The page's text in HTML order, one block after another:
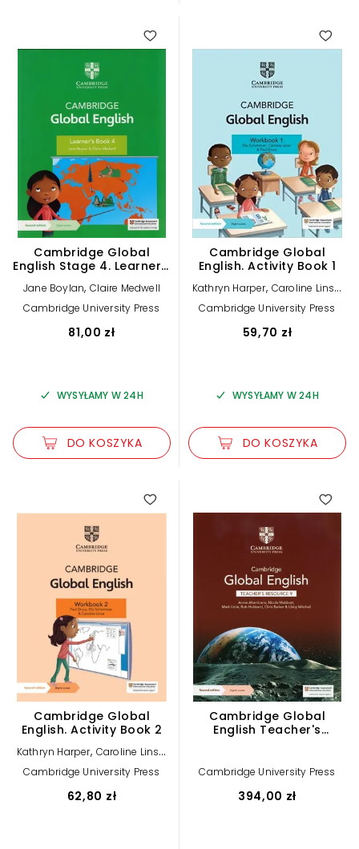
Cambridge Global
English Stage 4. Learner’s
Jane Boylan,Claire Medwell
Cambridge University Press
81,00 zł
WYSYŁAMY W 24H
DO KOSZYKA
Cambridge Global
English. Activity Book 1
Kathryn Harper, Caroline Linse,
Paul Drury Elly Schottman
Cambridge University Press
59,70 zł
WYSYŁAMY W 24H
DO KOSZYKA
Cambridge Global
English. Activity Book 2
Kathryn Harper, Caroline Linse,
Paul Drury Elly Schottman
Cambridge University Press
62,80 zł
Cambridge Global
English Teacher's
Cambridge University Press
394,00 zł